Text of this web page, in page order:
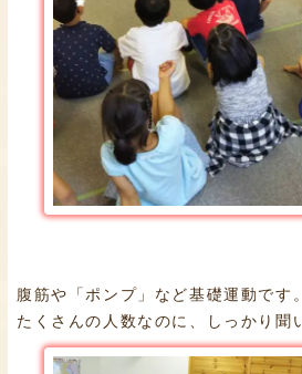
腹筋や「ポンプ」など基礎運動です。
たくさんの人数なのに、しっかり聞